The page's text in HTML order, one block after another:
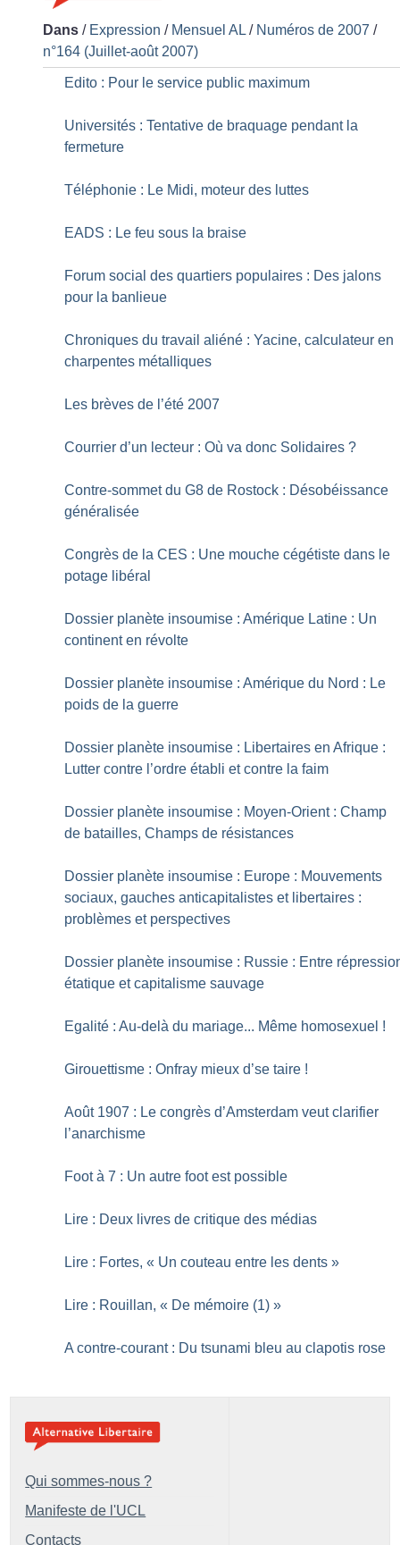
Dans / Expression / Mensuel AL / Numéros de 2007 /
n°164 (Juillet-août 2007)
Edito : Pour le service public maximum
Universités : Tentative de braquage pendant la
fermeture
Téléphonie : Le Midi, moteur des luttes
EADS : Le feu sous la braise
Forum social des quartiers populaires : Des jalons
pour la banlieue
Chroniques du travail aliéné : Yacine, calculateur en
charpentes métalliques
Les brèves de l’été 2007
Courrier d’un lecteur : Où va donc Solidaires ?
Contre-sommet du G8 de Rostock : Désobéissance
généralisée
Congrès de la CES : Une mouche cégétiste dans le
potage libéral
Dossier planète insoumise : Amérique Latine : Un
continent en révolte
Dossier planète insoumise : Amérique du Nord : Le
poids de la guerre
Dossier planète insoumise : Libertaires en Afrique :
Lutter contre l’ordre établi et contre la faim
Dossier planète insoumise : Moyen-Orient : Champ
de batailles, Champs de résistances
Dossier planète insoumise : Europe : Mouvements
sociaux, gauches anticapitalistes et libertaires :
problèmes et perspectives
Dossier planète insoumise : Russie : Entre
étatique et capitalisme sauvage
Egalité : Au-delà du mariage... Même homosexuel !
Girouettisme : Onfray mieux d’se taire !
Août 1907 : Le congrès d’Amsterdam veut clarifier
l’anarchisme
Foot à 7 : Un autre foot est possible
Lire : Deux livres de critique des médias
Lire : Fortes, « Un couteau entre les dents »
Lire : Rouillan, « De mémoire (1) »
A contre-courant : Du tsunami bleu au clapotis rose
Qui sommes-nous ?
Manifeste de l'UCL
Contacts